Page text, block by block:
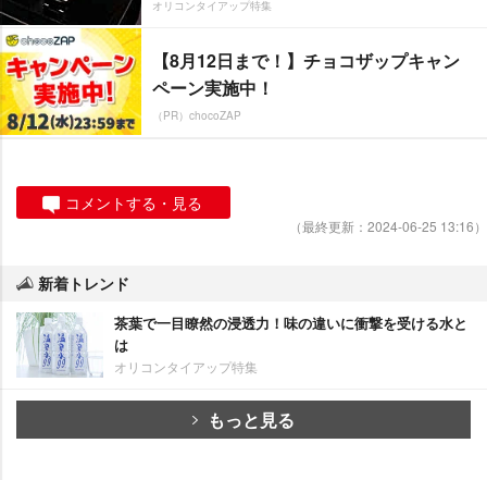
オリコンタイアップ特集
【8月12日まで！】チョコザップキャン
ペーン実施中！
（PR）chocoZAP
コメントする・見る
（最終更新：2024-06-25 13:16）
新着トレンド
茶葉で一目瞭然の浸透力！味の違いに衝撃を受ける水と
は
オリコンタイアップ特集
もっと見る